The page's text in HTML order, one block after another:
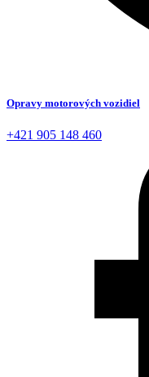
Opravy motorových vozidiel
+421 905 148 460